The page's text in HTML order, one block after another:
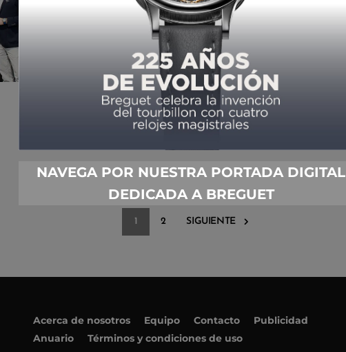
LA ALIANZA ESTELAR SE
RENUEVA
1 2 SIGUIENTE
Acerca de nosotros Equipo Contacto
Publicidad
Anuario
Términos y condiciones de uso
NAVEGA POR NUESTRA PORTADA DIGITAL
DEDICADA A BREGUET